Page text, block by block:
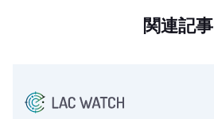
関連記事